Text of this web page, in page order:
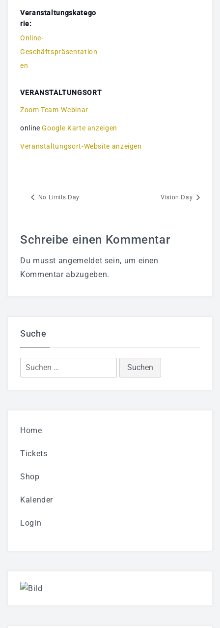
Veranstaltungskatego
rie:
Online-
Geschäftspräsentation
en
VERANSTALTUNGSORT
Zoom Team-Webinar
online Google Karte anzeigen
Veranstaltungsort-Website anzeigen
No Limits Day Vision Day
Schreibe einen Kommentar
Du musst angemeldet sein, um einen
Kommentar abzugeben.
Suche
Suchen
nach:
Home
Tickets
Shop
Kalender
Login